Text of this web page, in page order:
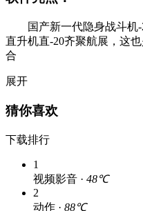
国产新一代隐身战斗机-
直升机直-20齐聚航展，
合
展开
猜你喜欢
下载排行
1
视频影音 · 48℃
2
动作 · 88℃